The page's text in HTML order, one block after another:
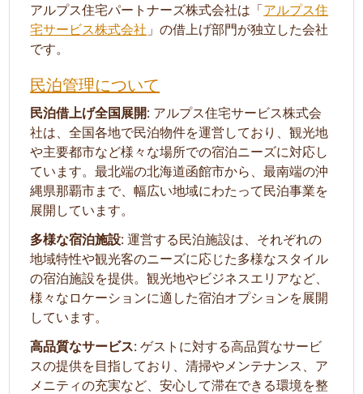
アルプス住宅パートナーズ株式会社は「アルプス住
宅サービス株式会社 」の借上げ部門が独立した会社
です。
民泊管理について
民泊借上げ全国展開: アルプス住宅サービス株式会
社は、全国各地で民泊物件を運営しており、観光地
や主要都市など様々な場所での宿泊ニーズに対応し
ています。最北端の北海道函館市から、最南端の沖
縄県那覇市まで、幅広い地域にわたって民泊事業を
展開しています。
多様な宿泊施設: 運営する民泊施設は、それぞれの
地域特性や観光客のニーズに応じた多様なスタイル
の宿泊施設を提供。観光地やビジネスエリアなど、
様々なロケーションに適した宿泊オプションを展開
しています。
高品質なサービス: ゲストに対する高品質なサービ
スの提供を目指しており、清掃やメンテナンス、ア
メニティの充実など、安心して滞在できる環境を整